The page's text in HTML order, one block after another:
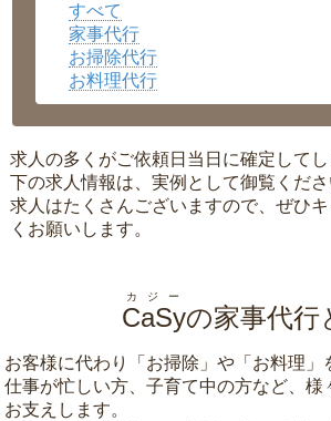
沖縄県
すべて
家事代行
お掃除代行
お料理代行
求人の多くがご依頼日当日に確定して
下の求人情報は、実例として御覧くださ
求人はたくさんございますので、ぜひ
くお願いします。
CaSy
カジー
の家事代行
お客様に代わり「 お掃除 」や「 お料理 」
仕事が忙しい方、子育て中の方など、様
お支えします。